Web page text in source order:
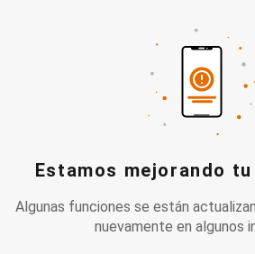
Estamos mejorando
Algunas funciones se están
nuevamente en algunos